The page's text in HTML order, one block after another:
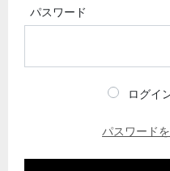
パスワード
ログイ
パスワード